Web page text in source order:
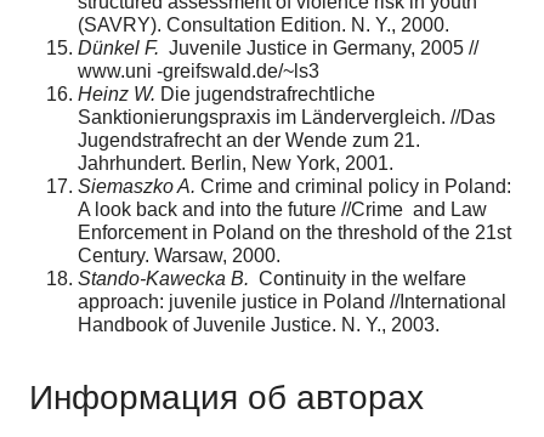
(SAVRY). Consultation Edition. N. Y., 2000.
Dünkel F. Juvenile Justice in Germany, 2005 //
www.uni -greifswald.de/~ls3
Heinz W. Die jugendstrafrechtliche
Sanktionierungspraxis im Ländervergleich. //Das
Jugendstrafrecht an der Wende zum 21.
Jahrhundert. Berlin, New York, 2001.
Siemaszko A. Crime and criminal policy in Poland:
A look back and into the future //Crime and Law
Enforcement in Poland on the threshold of the 21st
Century. Warsaw, 2000.
Stando-Kawecka B. Continuity in the welfare
approach: juvenile justice in Poland //International
Handbook of Juvenile Justice. N. Y., 2003.
Информация об авторах